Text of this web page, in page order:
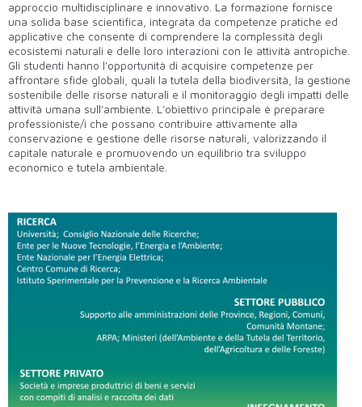
approccio multidisciplinare e innovativo. La formazione fornisce
una solida base scientifica, integrata da competenze pratiche ed
applicative che consente di comprendere la complessità degli
ecosistemi naturali e delle loro interazioni con le attività antropiche.
Gli studenti hanno l’opportunità di acquisire competenze per
affrontare sfide globali, quali la tutela della biodiversità, la gestione
sostenibile delle risorse naturali e il monitoraggio degli impatti delle
attività umana sull’ambiente. L’obiettivo principale è preparare
professioniste/i che possano contribuire attivamente alla
conservazione e gestione delle risorse naturali, valorizzando il
capitale naturale e promuovendo un equilibrio tra sviluppo
economico e tutela ambientale.